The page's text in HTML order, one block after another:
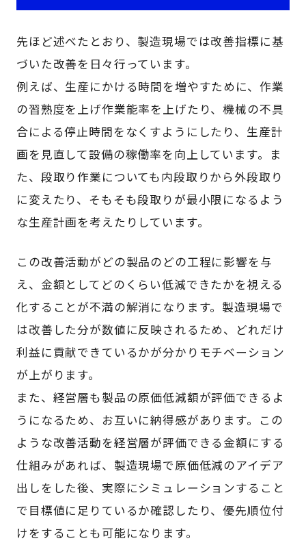
先ほど述べたとおり、製造現場では改善指標に基
づいた改善を日々行っています。
例えば、生産にかける時間を増やすために、作業
の習熟度を上げ作業能率を上げたり、機械の不具
合による停止時間をなくすようにしたり、生産計
画を見直して設備の稼働率を向上しています。ま
た、段取り作業についても内段取りから外段取り
に変えたり、そもそも段取りが最小限になるよう
な生産計画を考えたりしています。
この改善活動がどの製品のどの工程に影響を与
え、金額としてどのくらい低減できたかを視える
化することが不満の解消になります。製造現場で
は改善した分が数値に反映されるため、どれだけ
利益に貢献できているかが分かりモチベーション
が上がります。
また、経営層も製品の原価低減額が評価できるよ
うになるため、お互いに納得感があります。この
ような改善活動を経営層が評価できる金額にする
仕組みがあれば、製造現場で原価低減のアイデア
出しをした後、実際にシミュレーションすること
で目標値に足りているか確認したり、優先順位付
けをすることも可能になります。